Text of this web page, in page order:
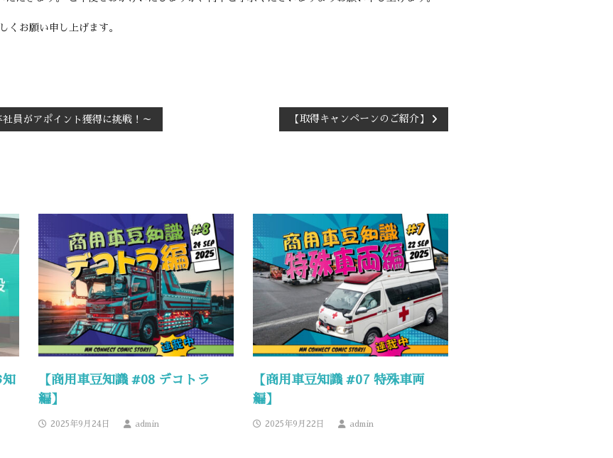
くお願い申し上げます。
員がアポイント獲得に挑戦！～ 【取得キャンペーンのご紹介】
知
【商用車豆知識 #08 デコトラ
編】
2025年9月24日 admin
【商用車豆知識 #07 特殊車両
編】
2025年9月22日 admin